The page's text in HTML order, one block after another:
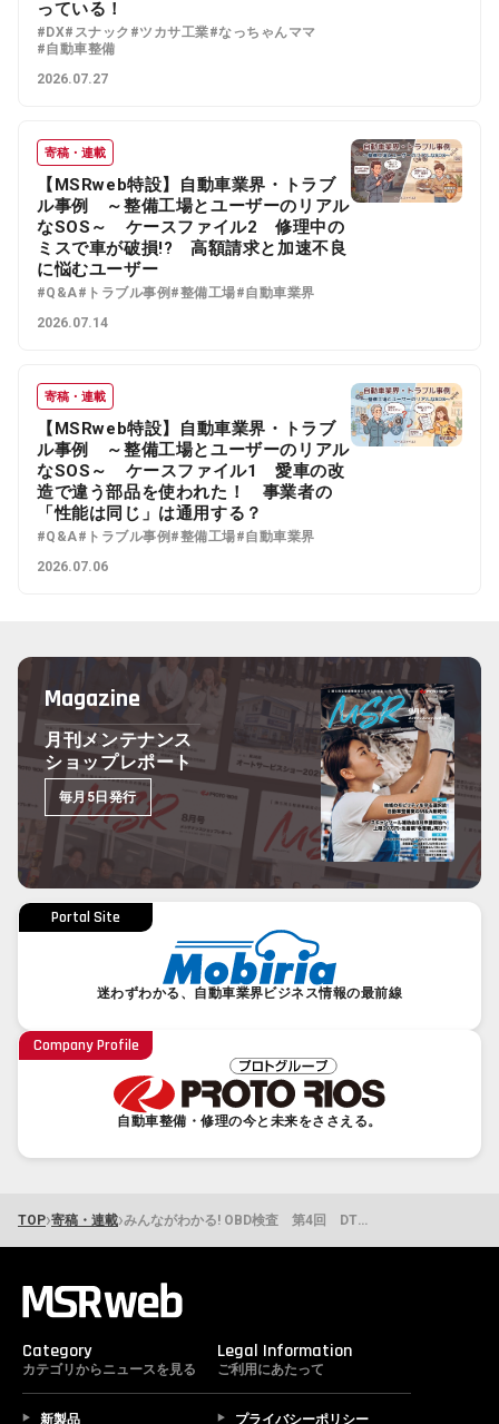
っている！
#DX#スナック #ツカサ工業#なっちゃんママ
#自動車整備
2026.07.27
寄稿・連載
【MSRweb特設】自動車業界・トラブ
ル事例 ～整備工場とユーザーのリアル
なSOS～ ケースファイル2 修理中の
ミスで車が破損!? 高額請求と加速不良
に悩むユーザー
#Q&A#トラブル事例 #整備工場#自動車業界
2026.07.14
寄稿・連載
【MSRweb特設】自動車業界・トラブ
ル事例 ～整備工場とユーザーのリアル
なSOS～ ケースファイル1 愛車の改
造で違う部品を使われた！ 事業者の
「性能は同じ」は通用する？
#Q&A#トラブル事例 #整備工場#自動車業界
2026.07.06
Magazine
月刊メンテナンス
ショップレポート
毎月5日発行
Portal Site
迷わずわかる、自動車業界ビジネス情報の最前線
Company Profile
自動車整備・修理の今と未来をささえる。
TOP›寄稿・連載› みんながわかる! OBD検査 第4回 DTCが発生している時は必ず警告灯が点灯するの?
Category
カテゴリからニュースを見る
新製品
Legal Information
ご利用にあたって
プライバシーポリシー